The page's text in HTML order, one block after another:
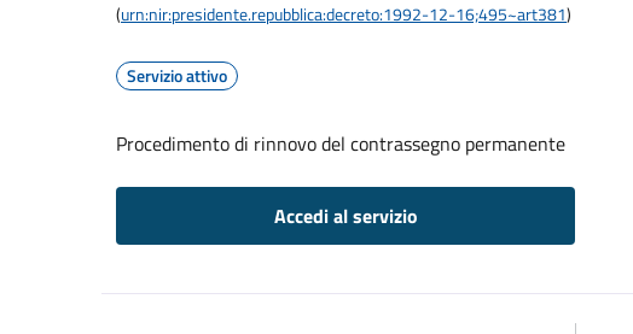
(urn:nir:presidente.repubblica:decreto:1992-12-16;495~art381)
Servizio attivo
Procedimento di rinnovo del contrassegno permanente
Accedi al servizio